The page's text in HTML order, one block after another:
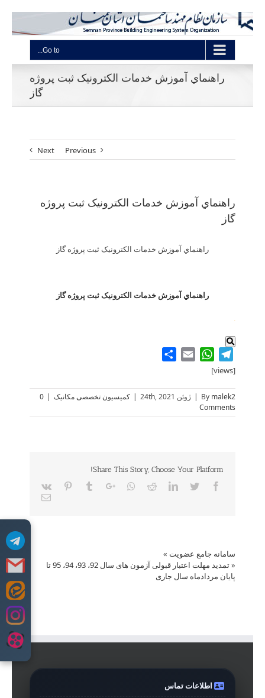
Go to...
راهنماي آموزش خدمات الکترونیک ثبت پروژه
گاز
Previous
Next
راهنماي آموزش خدمات الکترونیک ثبت پروژه
گاز
راهنماي آموزش خدمات الکترونیک ثبت پروژه گاز
راهنماي آموزش خدمات الکترونیک ثبت پروژه گاز
.
Telegram
WhatsApp
Email
[views]
By malek2
| ژوئن 24th, 2021 | کمیسیون تخصصی مکانیک |
0
Comments
Share This Story, Choose Your Platform!
Facebook
Twitter
LinkedIn
Reddit
Whatsapp
Google+
Tumblr
Pinterest
Vk
Email
سامانه جامع عضویت »
«
تمدید مهلت اعتبار قبولی آزمون های سال 92، 93، 94، 95 تا
پایان مردادماه سال جاری
اطلاعات تماس